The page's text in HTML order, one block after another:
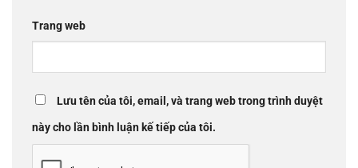
Trang web
Lưu tên của tôi, email, và trang web trong trình duyệt
này cho lần bình luận kế tiếp của tôi.